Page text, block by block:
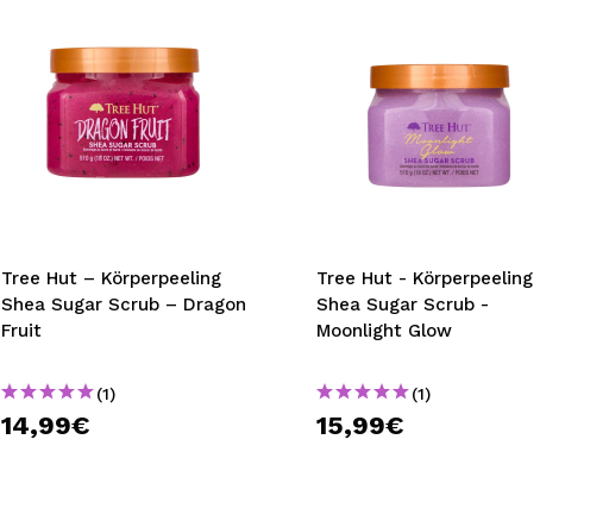
Tree Hut – Körperpeeling
Shea Sugar Scrub – Dragon
Fruit
(1)
14,99€
Tree Hut - Körperpeeling
Shea Sugar Scrub -
Moonlight Glow
(1)
15,99€